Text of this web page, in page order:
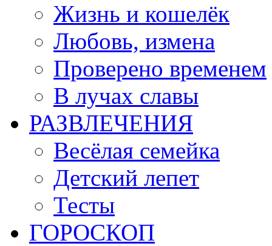
Жизнь и кошелёк
Любовь, измена
Проверено временем
В лучах славы
РАЗВЛЕЧЕНИЯ
Весёлая семейка
Детский лепет
Тесты
ГОРОСКОП